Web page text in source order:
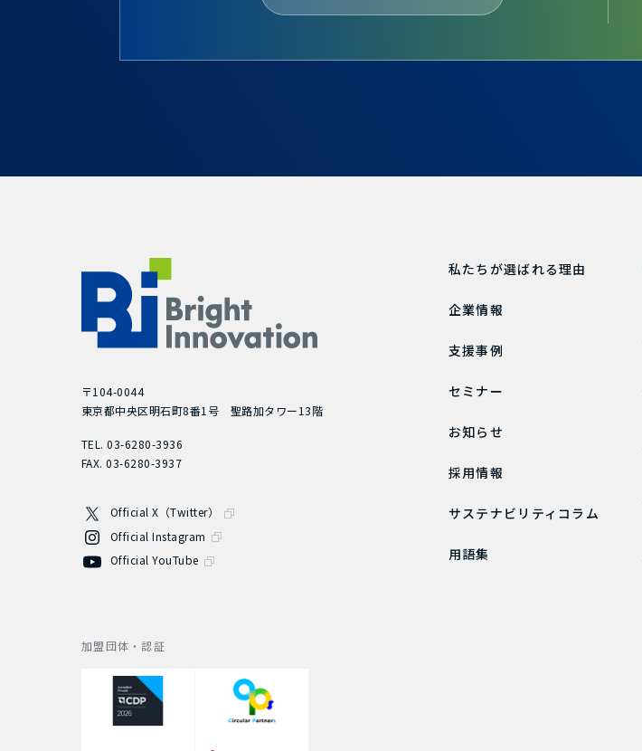
〒104-0044
東京都中央区明石町8番1号 聖路加タワー13階
TEL. 03-6280-3936
FAX. 03-6280-3937
Official X（Twitter）
Official Instagram
Official YouTube
私たちが選ばれる理由
企業情報
支援事例
セミナー
お知らせ
採用情報
サステナビリティコラム
用語集
加盟団体・認証